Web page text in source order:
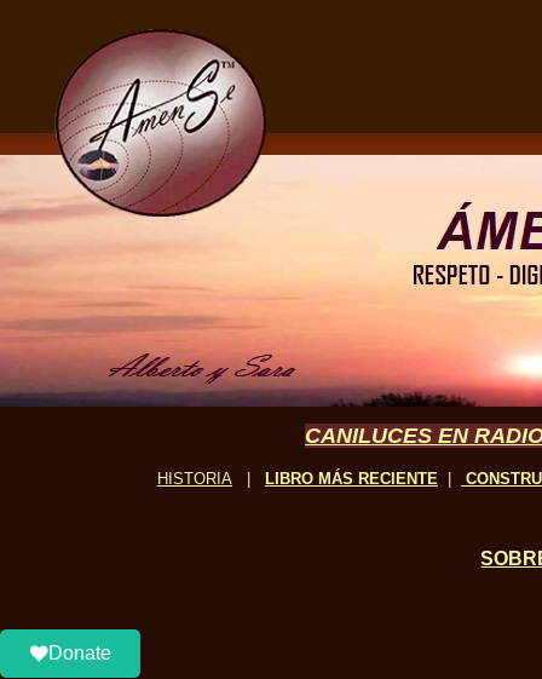
CANILUCES EN
HISTORIA LIBRO MÁS RECIENTE
Donate